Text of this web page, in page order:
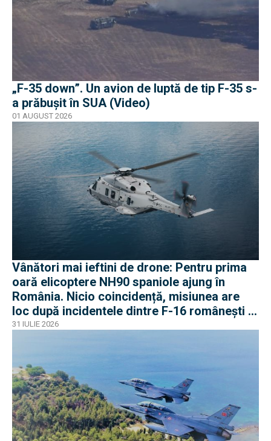
„F-35 down”. Un avion de luptă de tip F-35 s-
a prăbușit în SUA (Video)
01 AUGUST 2026
Vânători mai ieftini de drone: Pentru prima
oară elicoptere NH90 spaniole ajung în
România. Nicio coincidență, misiunea are
loc după incidentele dintre F-16 românești și
dronele ruse
31 IULIE 2026